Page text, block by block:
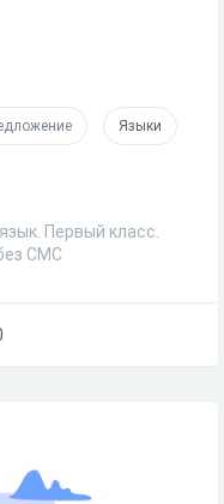
Языки
Первый класс.
СМС